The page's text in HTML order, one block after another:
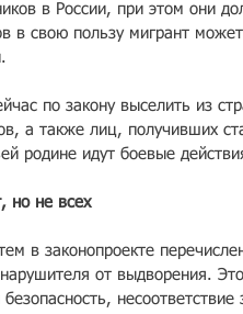
в России, при эт­ом они
в свою пользу мигрант
по закону выс­елить из
а также лиц, полу­чивших
родине идут боевые
но не всех
в закон­опроекте
от выдворения.
безопасность,